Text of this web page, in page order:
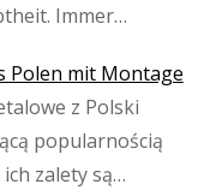
Immer…
Polen mit Montage
z Polski
popularnością
zalety są…